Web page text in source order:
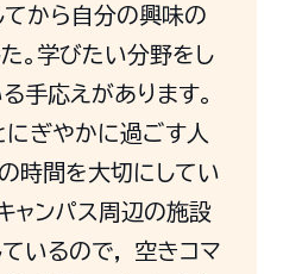
から自分の興味の
。学びたい分野をし
手応えがあります。
ぎやかに過ごす人
時間を大切にしてい
ャンパス周辺の施設
いるので， 空きコマ